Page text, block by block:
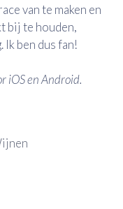
van te maken en
bij te houden,
Ik ben dus fan!
iOS en Android.